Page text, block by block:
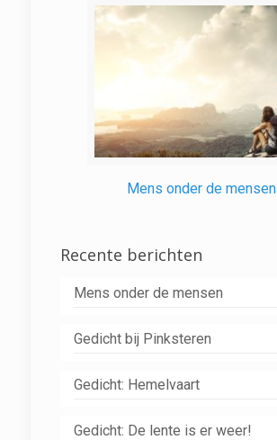
Mens onder de mensen
Recente berichten
Mens onder de mensen
Gedicht bij Pinksteren
Gedicht: Hemelvaart
Gedicht: De lente is er weer!